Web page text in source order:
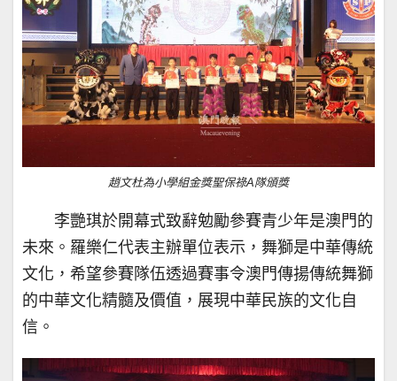
趙文杜為小學組金獎聖保祿A隊頒獎
李艷琪於開幕式致辭勉勵參賽青少年是澳門的
未來。羅樂仁代表主辦單位表示，舞獅是中華傳統
文化，希望參賽隊伍透過賽事令澳門傳揚傳統舞獅
的中華文化精髓及價值，展現中華民族的文化自
信。